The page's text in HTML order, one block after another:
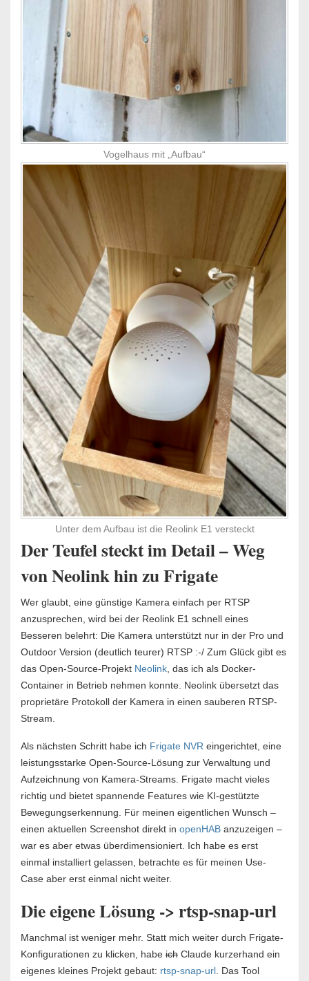
Vogelhaus mit „Aufbau“
Unter dem Aufbau ist die Reolink E1 versteckt
Der Teufel steckt im Detail – Weg
von Neolink hin zu Frigate
Wer glaubt, eine günstige Kamera einfach per RTSP
anzusprechen, wird bei der Reolink E1 schnell eines
Besseren belehrt: Die Kamera unterstützt nur in der Pro und
Outdoor Version (deutlich teurer) RTSP :-/ Zum Glück gibt es
das Open-Source-Projekt Neolink , das ich als Docker-
Container in Betrieb nehmen konnte. Neolink übersetzt das
proprietäre Protokoll der Kamera in einen sauberen RTSP-
Stream.
Als nächsten Schritt habe ich Frigate NVR eingerichtet, eine
leistungsstarke Open-Source-Lösung zur Verwaltung und
Aufzeichnung von Kamera-Streams. Frigate macht vieles
richtig und bietet spannende Features wie KI-gestützte
Bewegungserkennung. Für meinen eigentlichen Wunsch –
einen aktuellen Screenshot direkt in openHAB anzuzeigen –
war es aber etwas überdimensioniert. Ich habe es erst
einmal installiert gelassen, betrachte es für meinen Use-
Case aber erst einmal nicht weiter.
Die eigene Lösung -> rtsp-snap-url
Manchmal ist weniger mehr. Statt mich weiter durch Frigate-
Konfigurationen zu klicken, habe ich Claude kurzerhand ein
eigenes kleines Projekt gebaut: rtsp-snap-url . Das Tool